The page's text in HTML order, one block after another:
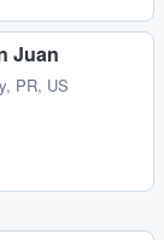
Juan
PR, US